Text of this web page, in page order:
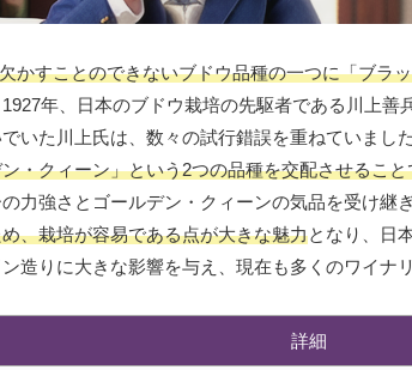
かすことのできないブドウ品種の一つに「ブラ
年、日本のブドウ栽培の先駆者である川上善
いた川上氏は、数々の試行錯誤を重ねていました
・クィーン」という2つの品種を交配させるこ
力強さとゴールデン・クィーンの気品を受け継
、栽培が容易である点が大きな魅力となり、日
造りに大きな影響を与え、現在も多くのワイナ
詳細